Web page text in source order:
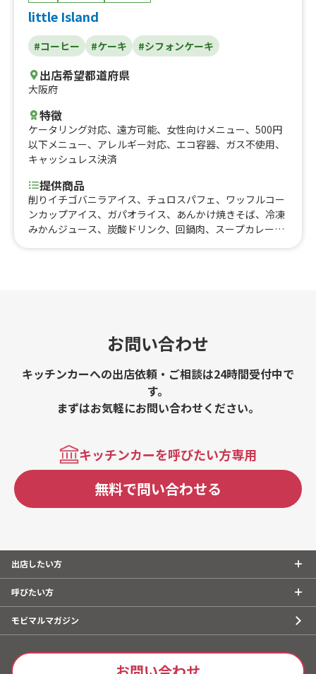
little Island
#コーヒー #ケーキ #シフォンケーキ
出店希望都道府県
大阪府
特徴
ケータリング対応、 遠方可能、 女性向けメニュー、 500円
以下メニュー、 アレルギー対応、 エコ容器、 ガス不使用、
キャッシュレス決済
提供商品
削りイチゴバニラアイス、チュロスパフェ、ワッフルコー
ンカップアイス、ガパオライス、あんかけ焼きそば、冷凍
みかんジュース、炭酸ドリンク、回鍋肉、スープカレー、
プアイス、コーヒーフロート、ドリンク、シャカシャカポ
テト、揚げパン、チュロス、オムライス、チャイ、カップ
ラテ、カフェラテ フレーバーラテ、カップ総菜、悠々自
適弁当、アフォガード、ドリンク、コーヒーゼリーフロー
ト、冷やしブリュレシフォン、コーヒー、シフォンケーキ
お問い合わせ
キッチンカーへの出店依頼・ご相談は24時間受付中で
す。
まずはお気軽にお問い合わせください。
キッチンカーを呼びたい方専用
無料で問い合わせる
出店したい方
呼びたい方
モビマルマガジン